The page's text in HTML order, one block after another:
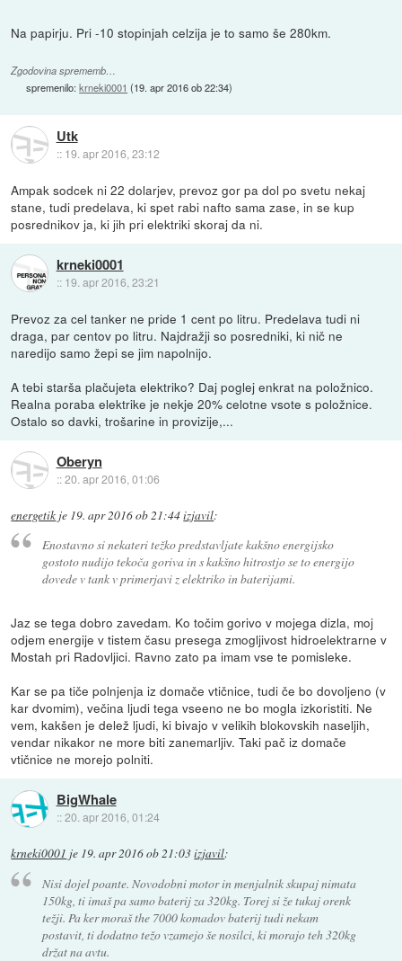
Na papirju. Pri -10 stopinjah celzija je to samo še 280km.
Zgodovina sprememb…
spremenilo:krneki0001 (19. apr 2016 ob 22:34)
Utk
:: 19. apr 2016, 23:12
Ampak sodcek ni 22 dolarjev, prevoz gor pa dol po svetu nekaj
stane, tudi predelava, ki spet rabi nafto sama zase, in se kup
posrednikov ja, ki jih pri elektriki skoraj da ni.
krneki0001
:: 19. apr 2016, 23:21
Prevoz za cel tanker ne pride 1 cent po litru. Predelava tudi ni
draga, par centov po litru. Najdražji so posredniki, ki nič ne
naredijo samo žepi se jim napolnijo.
A tebi starša plačujeta elektriko? Daj poglej enkrat na položnico.
Realna poraba elektrike je nekje 20% celotne vsote s položnice.
Ostalo so davki, trošarine in provizije,...
Oberyn
::20. apr 2016, 01:06
energetik je 19. apr 2016 ob 21:44izjavil:
Enostavno si nekateri težko predstavljate kakšno energijsko
gostoto nudijo tekoča goriva in s kakšno hitrostjo se to energijo
dovede v tank v primerjavi z elektriko in baterijami.
Jaz se tega dobro zavedam. Ko točim gorivo v mojega dizla, moj
odjem energije v tistem času presega zmogljivost hidroelektrarne v
Mostah pri Radovljici. Ravno zato pa imam vse te pomisleke.
Kar se pa tiče polnjenja iz domače vtičnice, tudi če bo dovoljeno (v
kar dvomim), večina ljudi tega vseeno ne bo mogla izkoristiti. Ne
vem, kakšen je delež ljudi, ki bivajo v velikih blokovskih naseljih,
vendar nikakor ne more biti zanemarljiv. Taki pač iz domače
vtičnice ne morejo polniti.
BigWhale
::20. apr 2016, 01:24
krneki0001 je 19. apr 2016 ob 21:03izjavil:
Nisi dojel poante. Novodobni motor in menjalnik skupaj nimata
150kg, ti imaš pa samo baterij za 320kg. Torej si že tukaj orenk
težji. Pa ker moraš the 7000 komadov baterij tudi nekam
postavit, ti dodatno težo vzamejo še nosilci, ki morajo teh 320kg
držat na avtu.